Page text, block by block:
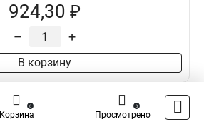
924,30 ₽
– +
В корзину
Корзина
0
Просмотрено
0